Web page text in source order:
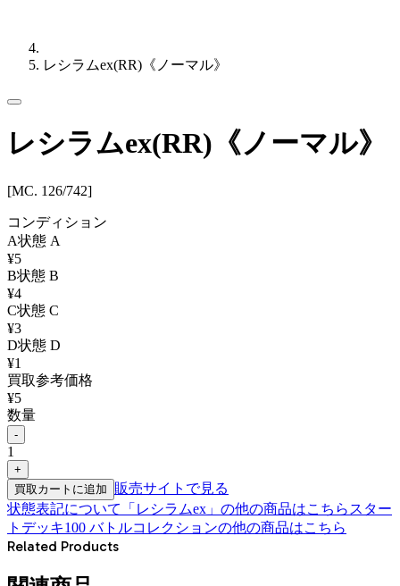
レシラムex(RR)《ノーマル》
レシラムex(RR)《ノーマル》
[MC. 126/742]
コンディション
A状態 A
¥5
B状態 B
¥4
C状態 C
¥3
D状態 D
¥1
買取参考価格
¥5
数量
-
1
+
買取カートに追加
販売サイトで見る
状態表記について
「 レシラムex 」の他の商品はこちら スター
トデッキ100 バトルコレクションの他の商品はこちら
Related Products